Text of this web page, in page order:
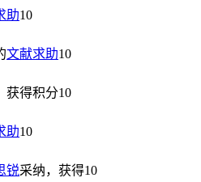
助10
文献求助10
获得积分10
助10
锐采纳，获得10